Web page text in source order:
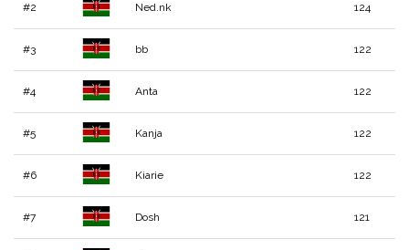
#2 Ned.nk 124
#3 bb 122
#4 Anta 122
#5 Kanja 122
#6 Kiarie 122
#7 Dosh 121